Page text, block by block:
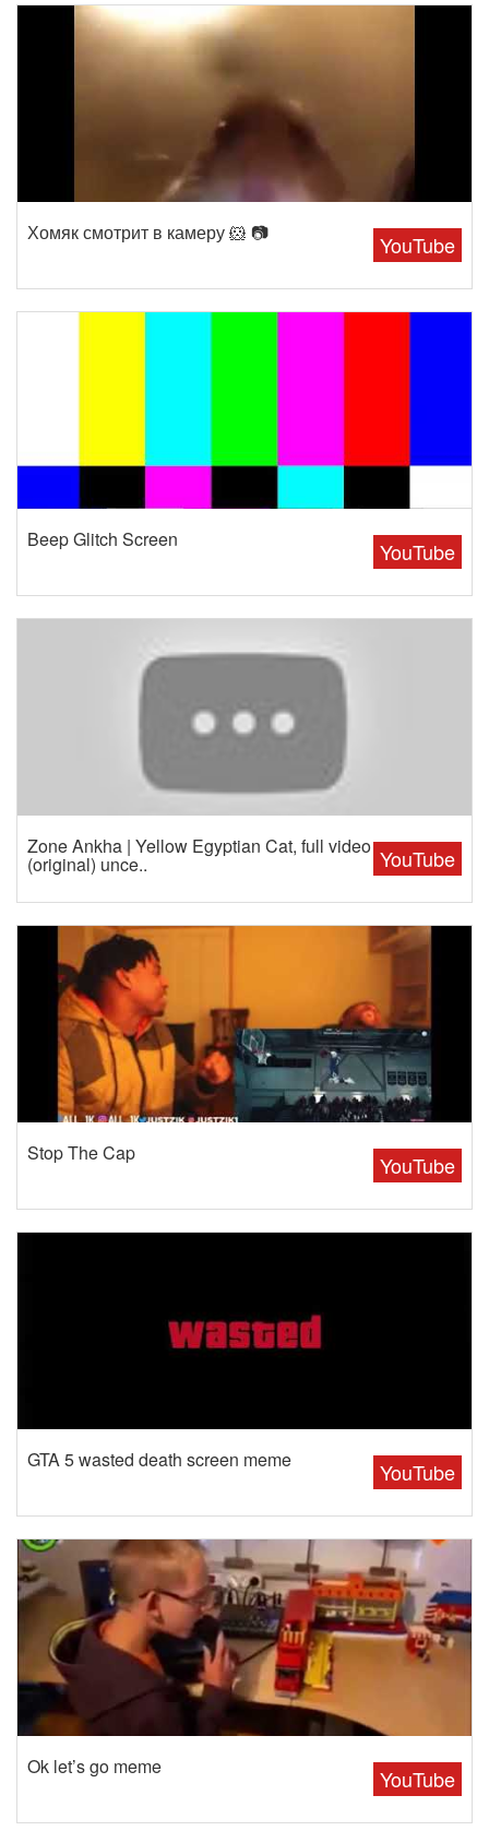
YouTube
Хомяк смотрит в камеру 🐹 📷
YouTube
Beep Glitch Screen
YouTube
Zone Ankha | Yellow Egyptian Cat, full video
(original) unce..
YouTube
Stop The Cap
YouTube
GTA 5 wasted death screen meme
YouTube
Ok let’s go meme